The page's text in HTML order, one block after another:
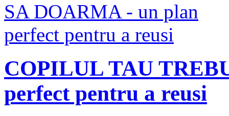
COPILUL TAU
perfect pentru a reusi